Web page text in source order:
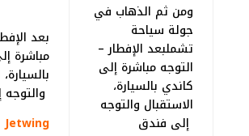
بعد
مباشرة
Jetwing
ومن ثم الذهاب في
جولة سياحة
تشملبعد الإفطار –
التوجه مباشرة إلى
كاندي بالسيارة،
الاستقبال والتوجه